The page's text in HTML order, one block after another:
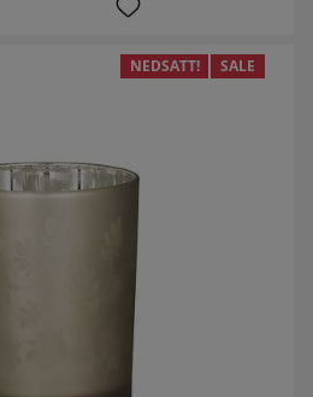
NEDSATT! SALE